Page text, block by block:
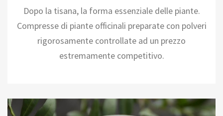
Dopo la tisana, la forma essenziale delle piante.
Compresse di piante officinali preparate con polveri
rigorosamente controllate ad un prezzo
estremamente competitivo.